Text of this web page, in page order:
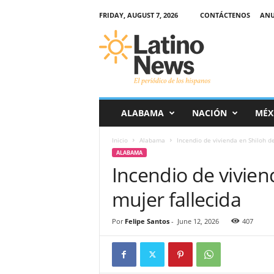
FRIDAY, AUGUST 7, 2026 CONTÁCTENOS
r
ALABAMA NACIÓN
Inicio Alabama Incendio de vivienda en Shiloh
ALABAMA
Incendio de
mujer fallecida
Por Felipe Santos- June 12, 2026 407